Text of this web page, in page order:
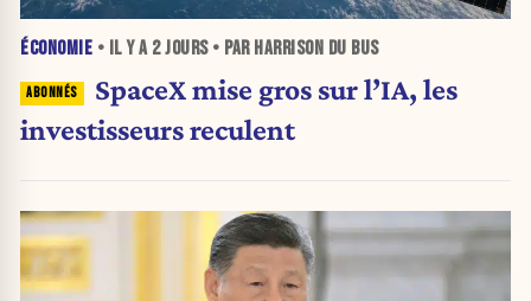
ÉCONOMIE • IL Y A 2 JOURS• PAR HARRISON DU BUS
SpaceX mise gros sur l’IA, les
investisseurs reculent